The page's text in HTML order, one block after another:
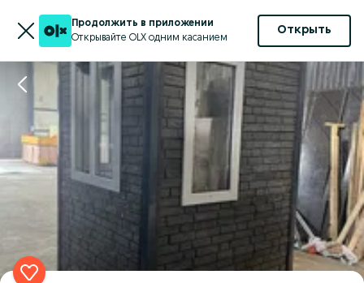
Продолжить в приложении
Открывайте OLX одним касанием
Открыть